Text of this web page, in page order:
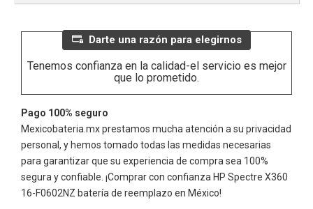
Darte una razón para elegirnos
Tenemos confianza en la calidad-el servicio es mejor
que lo prometido.
Pago 100% seguro
Mexicobateria.mx prestamos mucha atención a su privacidad
personal, y hemos tomado todas las medidas necesarias
para garantizar que su experiencia de compra sea 100%
segura y confiable. ¡Comprar con confianza HP Spectre X360
16-F0602NZ batería de reemplazo en México!